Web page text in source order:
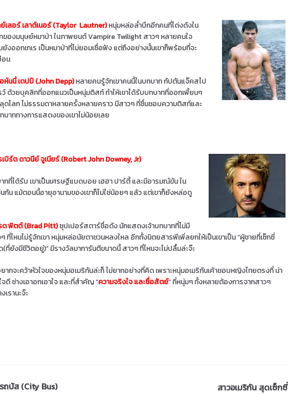
ย์เลอร์ เลาต์เนอร์ (Taylor Lautner)หนุ่มหล่อล่ำบึกอีกคนที่โด่งดังใน
ของมนุษย์หมาป่า ในภาพยนต์ Vampire Twilight สาวๆ หลายคนใจ
งออกเกเร เป็นหมาป่าที่ไม่ยอมเชื่อฟัง แต่ถึงอย่างนั้นเขาก็พร้อมที่จะ
อน
ห์นนี่ เดปป์ (John Depp)หลายคนรู้จักเขาคนนี้ในบทบาท กัปตันแจ๊คสไป
ว์ ด้วยบุคลิกที่ออกแนวเป็นหนุ่มติสท์ ทำให้เขาได้รับบทบาทที่ออกเพี้ยนๆ
ดโลก ไม่ธรรมดาหลายครั้งหลายคราว มีสาวๆ ที่ชื่นชอบความติสท์และ
บาททางการแสดงของเขาไม่น้อยเลย
เบิร์ต ดาวนีย์ จูเนียร์ (Robert John Downey,Jr)
ที่ได้รับ เขาเป็นเศรษฐีแบดบอย เฮฮา ปาร์ตี้ และมีอารมณ์ขัน ใน
กัน แม้ตอนนี้อายุอานามของเขาก็ไม่ใช่น้อยๆ แล้ว แต่เขาก็ยังหล่อดู
ด พิตต์ (Brad Pitt)ซุปเปอร์สตาร์ชื่อดัง นักแสดงเจ้าบทบาทที่ไม่มี
ที่ไหนไม่รู้จักเขา หนุ่มหล่อนัยตาชวนหลงใหล อีกทั้งนิตยสารพีเพิ่ลยกให้เป็นเขาเป็น “ผู้ชายที่เซ็กซี่
ที่ยังมีชีวิตอยู่)” มีรางวัลมาการันตีขนาดนี้ สาวๆ ที่ไหนจะไม่ปลื้มล่ะจ๊ะ
ากจะคว้าหัวใจของหนุ่มอเมริกันล่ะก็ ไม่ยากอย่างที่คิด เพราะหนุ่มอเมริกันเค้าชอบหญิงไทยตรงที่ น่า
จดี ช่างเอาอกเอาใจ และที่สำคัญ “ความจริงใจ และซื่อสัตย์” ที่หนุ่มๆ ทั้งหลายต้องการจากสาวๆ
เรานะจ๊ะ
ถบัส (City Bus) สาวอเมริกัน สุดเซ็กซี่